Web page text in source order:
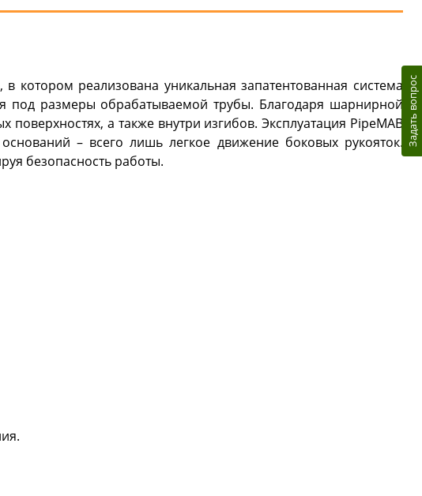
реализована уникальная запатентованная система
под размеры обрабатываемой трубы. Благодаря шарнирной
а также внутри изгибов. Эксплуатация PipeMAB
– всего лишь легкое движение боковых рукояток.
безопасность работы.
Задать вопрос